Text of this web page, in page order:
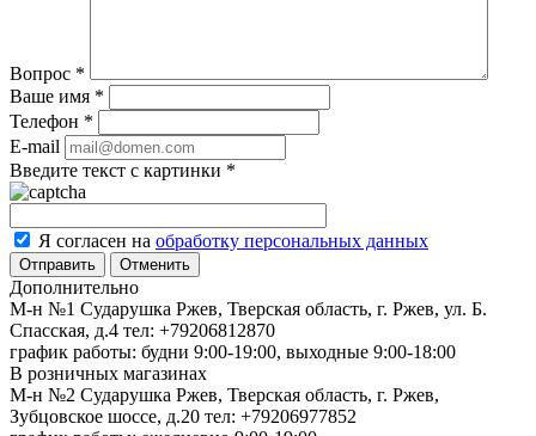
Вопрос *
Ваше имя *
Телефон *
E-mail
Введите текст с картинки *
Я согласен на обработку персональных данных
Отменить
Дополнительно
М-н №1 Сударушка Ржев, Тверская область, г. Ржев, ул. Б.
Спасская, д.4 тел: +79206812870
график работы: будни 9:00-19:00, выходные 9:00-18:00
В розничных магазинах
М-н №2 Cударушка Ржев, Тверская область, г. Ржев,
Зубцовское шоссе, д.20 тел: +79206977852